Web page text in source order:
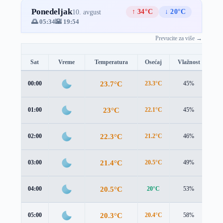
Ponedeljak10. avgust ↑ 34°C
↓ 20°C
🌅 05:34🌇 19:54
Prevucite za više →
Sat Vreme Temperatura Osećaj Vlažnost
00:00 23.7°C 23.3°C 45%
01:00 23°C 22.1°C 45%
02:00 22.3°C 21.2°C 46%
03:00 21.4°C 20.5°C 49%
04:00 20.5°C 20°C 53%
05:00 20.3°C 20.4°C 58%